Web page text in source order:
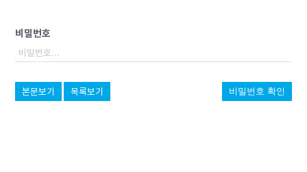
비밀번호
본문보기 목록보기 비밀번호 확인